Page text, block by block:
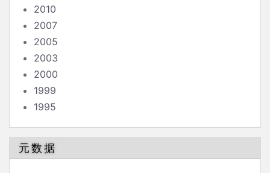
2010
2007
2005
2003
2000
1999
1995
元数据